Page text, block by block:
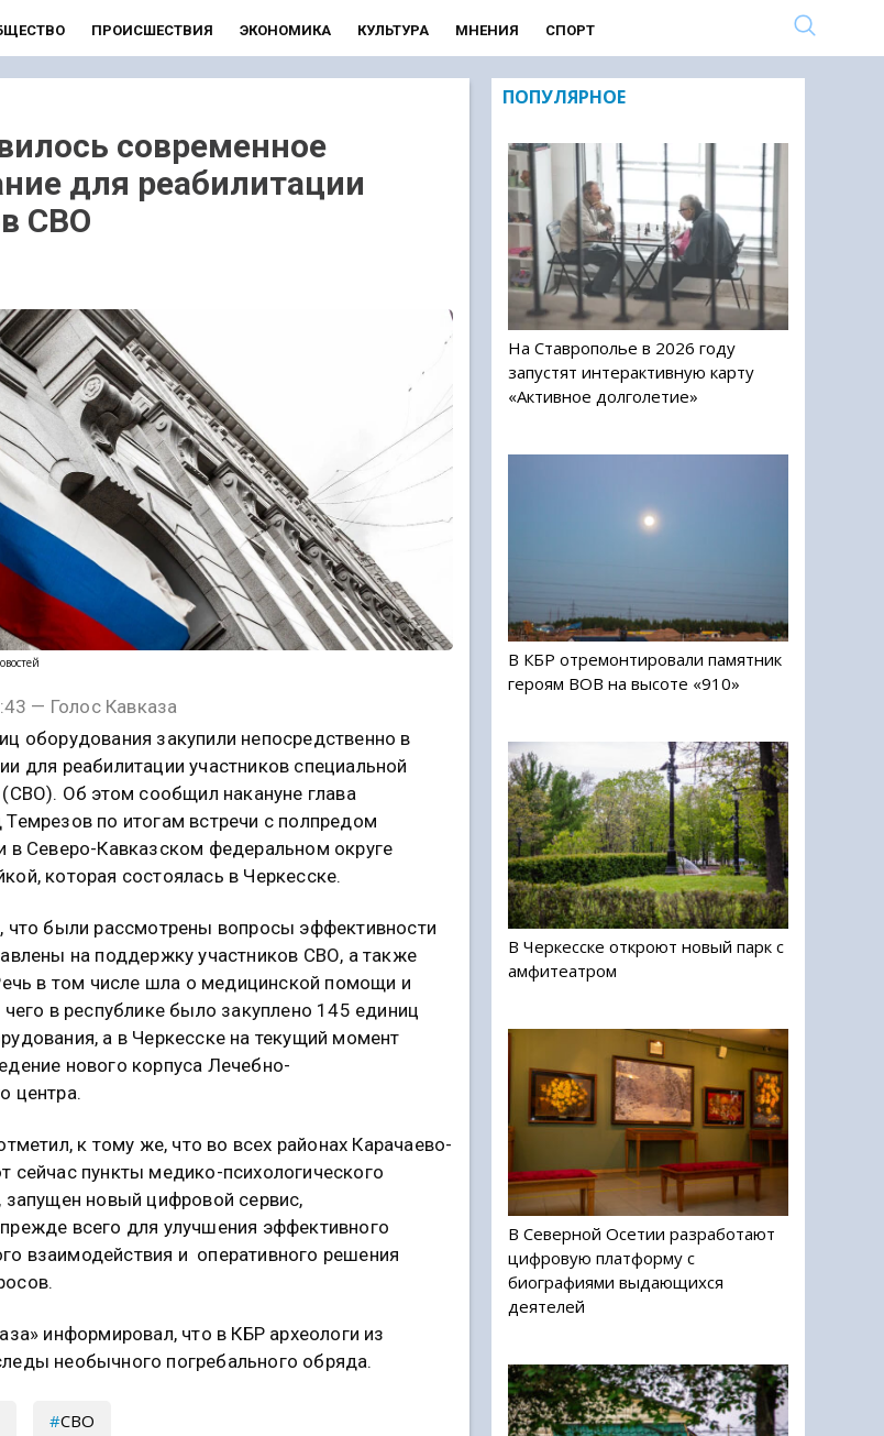
ПРОИСШЕСТВИЯ ЭКОНОМИКА КУЛЬТУРА МНЕНИЯ СПОРТ
современное
для реабилитации
СВО
— Голос Кавказа
оборудования закупили непосредственно в
для реабилитации участников специальной
Об этом сообщил накануне глава
по итогам встречи с полпредом
в Северо-Кавказском федеральном округе
которая состоялась в Черкесске.
что были рассмотрены вопросы эффективности
на поддержку участников СВО, а также
в том числе шла о медицинской помощи и
чего в республике было закуплено 145 единиц
а в Черкесске на текущий момент
нового корпуса Лечебно-
центра.
к тому же, что во всех районах Карачаево-
сейчас пункты медико-психологического
запущен новый цифровой сервис,
всего для улучшения эффективного
взаимодействия и оперативного решения
информировал, что в КБР археологи из
необычного погребального обряда.
СВО
ПОПУЛЯРНОЕ
На Ставрополье в 2026 году
запустят интерактивную карту
«Активное долголетие»
В КБР отремонтировали памятник
героям ВОВ на высоте «910»
В Черкесске откроют новый парк с
амфитеатром
В Северной Осетии разработают
цифровую платформу с
биографиями выдающихся
деятелей